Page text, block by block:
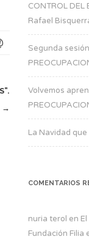
→
CONTROL DEL
Rafael
Segunda
Volvemos
La Navidad
COMENTARIOS
nuria terol en
Fundación Filia